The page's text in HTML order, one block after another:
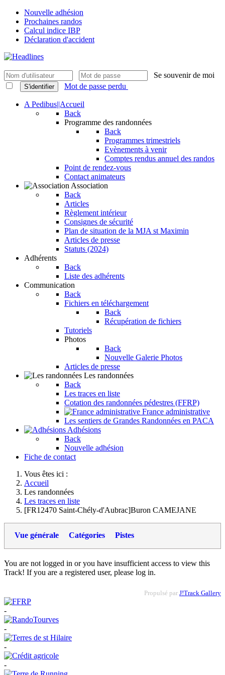
Nouvelle adhésion
Prochaines randos
Calcul indice IBP
Déclaration d'accident
Se souvenir de moi
S'identifier Mot de passe perdu
A Pedibus||Accueil
Back
Programme des randonnées
Back
Programmes trimestriels
Evènements à venir
Comptes rendus annuel des randos
Point de rendez-vous
Contact animateurs
Association
Back
Articles
Règlement intérieur
Consignes de sécurité
Plan de situation de la MJA st Maximin
Articles de presse
Statuts (2024)
Adhérents
Back
Liste des adhérents
Communication
Back
Fichiers en téléchargement
Back
Récupération de fichiers
Tutoriels
Photos
Back
Nouvelle Galerie Photos
Articles de presse
Les randonnées
Back
Les traces en liste
Cotation des randonnées pédestres (FFRP)
France administrative
Les sentiers de Grandes Randonnées en PACA
Adhésions
Back
Nouvelle adhésion
Fiche de contact
Vous êtes ici :
Accueil
Les randonnées
Les traces en liste
[FR12470 Saint-Chély-d'Aubrac]Buron CAMEJANE
Vue générale Catégories Pistes
You are not logged in or you have insufficient access to view this
Track! If you are a registered user, please log in.
Propulsé par J!Track Gallery
-
-
-
-